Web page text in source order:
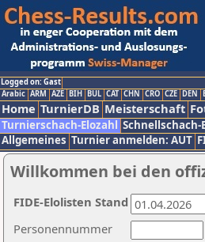
Logged on: Gast
Arabic ARM AZE BIH BUL CAT CHN CRO CZE DEN
Home TurnierDB Meisterschaft
Turnierschach-Elozahl Schnellschach-
Allgemeines Turnier anmelden: AUT
Willkommen bei den
Personennummer
FIDE-Elolisten Stand